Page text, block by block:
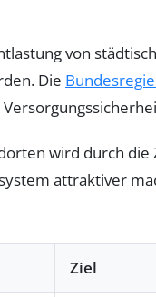
von
Die
wird durch
attraktiver
Ziel